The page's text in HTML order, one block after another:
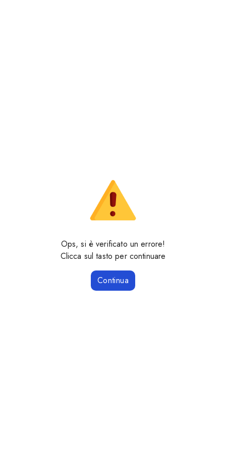
Ops, si è verificato un errore!
Clicca sul tasto per continuare
Continua